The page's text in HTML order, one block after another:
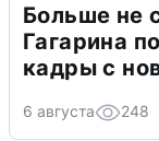
Больше не
Гагарина
кадры с
6 августа 248